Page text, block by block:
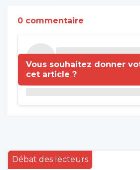
0 commentaire
Vous souhaitez donner
cet article ?
Débat des lecteurs